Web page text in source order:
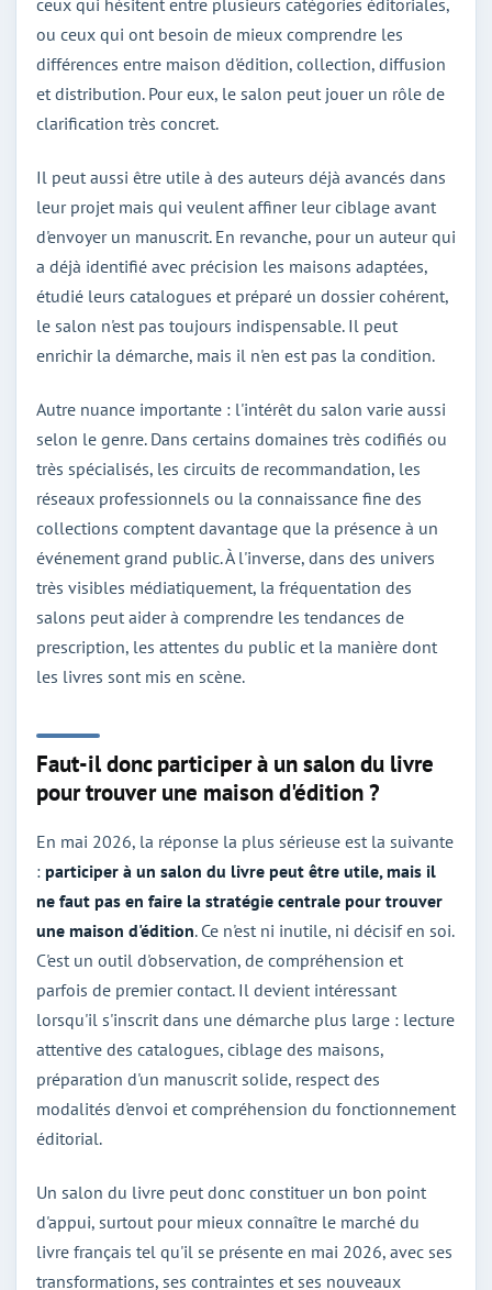
ou ceux qui ont besoin de mieux comprendre les
différences entre maison d'édition, collection, diffusion
et distribution. Pour eux, le salon peut jouer un rôle de
clarification très concret.
Il peut aussi être utile à des auteurs déjà avancés dans
leur projet mais qui veulent affiner leur ciblage avant
d'envoyer un manuscrit. En revanche, pour un auteur qui
a déjà identifié avec précision les maisons adaptées,
étudié leurs catalogues et préparé un dossier cohérent,
le salon n'est pas toujours indispensable. Il peut
enrichir la démarche, mais il n'en est pas la condition.
Autre nuance importante : l'intérêt du salon varie aussi
selon le genre. Dans certains domaines très codifiés ou
très spécialisés, les circuits de recommandation, les
réseaux professionnels ou la connaissance fine des
collections comptent davantage que la présence à un
événement grand public. À l'inverse, dans des univers
très visibles médiatiquement, la fréquentation des
salons peut aider à comprendre les tendances de
prescription, les attentes du public et la manière dont
les livres sont mis en scène.
Faut-il donc participer à un salon du livre
pour trouver une maison d'édition ?
En mai 2026, la réponse la plus sérieuse est la suivante
: participer à un salon du livre peut être utile, mais il
ne faut pas en faire la stratégie centrale pour trouver
une maison d'édition. Ce n'est ni inutile, ni décisif en soi.
C'est un outil d'observation, de compréhension et
parfois de premier contact. Il devient intéressant
lorsqu'il s'inscrit dans une démarche plus large : lecture
attentive des catalogues, ciblage des maisons,
préparation d'un manuscrit solide, respect des
modalités d'envoi et compréhension du fonctionnement
éditorial.
Un salon du livre peut donc constituer un bon point
d'appui, surtout pour mieux connaître le marché du
livre français tel qu'il se présente en mai 2026, avec ses
transformations, ses contraintes et ses nouveaux